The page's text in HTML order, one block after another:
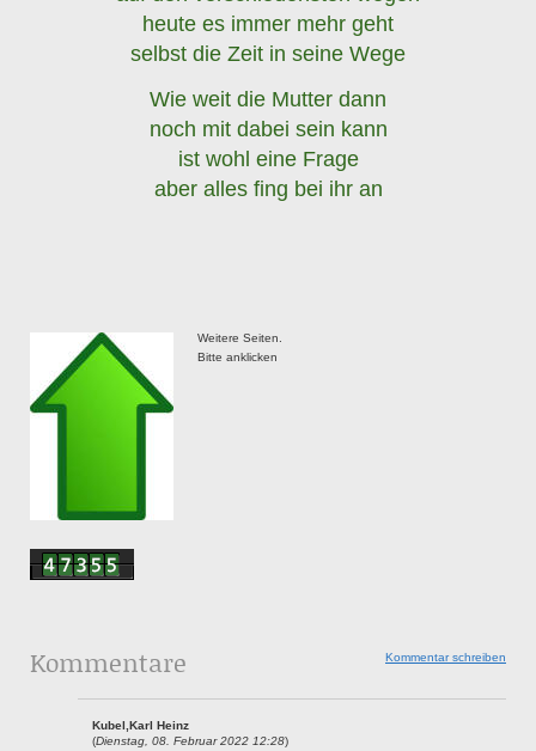
heute es immer mehr geht
selbst die Zeit in seine Wege
Wie weit die Mutter dann
noch mit dabei sein kann
ist wohl eine Frage
aber alles fing bei ihr an
Weitere Seiten.
Bitte anklicken
Kommentar schreiben
Kommentare
Kubel,Karl Heinz
(Dienstag, 08. Februar 2022 12:28)